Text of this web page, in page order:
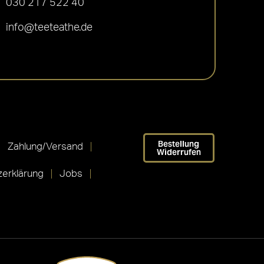
030 217 522 40
info@teeteathe.de
Zahlung/Versand
Jobs
Bestellung
Widerrufen